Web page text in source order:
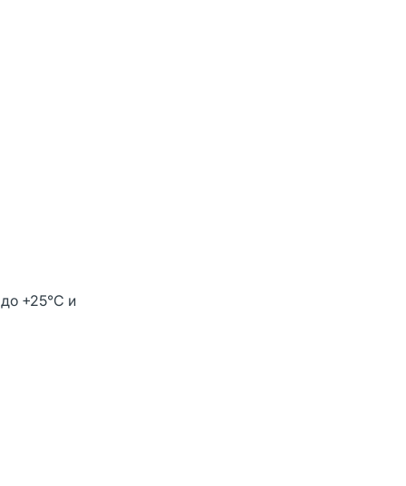
+25°С и